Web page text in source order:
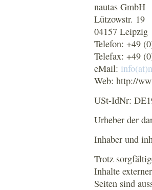
nautas GmbH
Lützowstr. 19
04157 Leipzig
Telefon: +49
Telefax: +49
eMail:
Web: http://
USt-IdNr:
Urheber der
Inhaber und
Trotz
Inhalte
Seiten sind